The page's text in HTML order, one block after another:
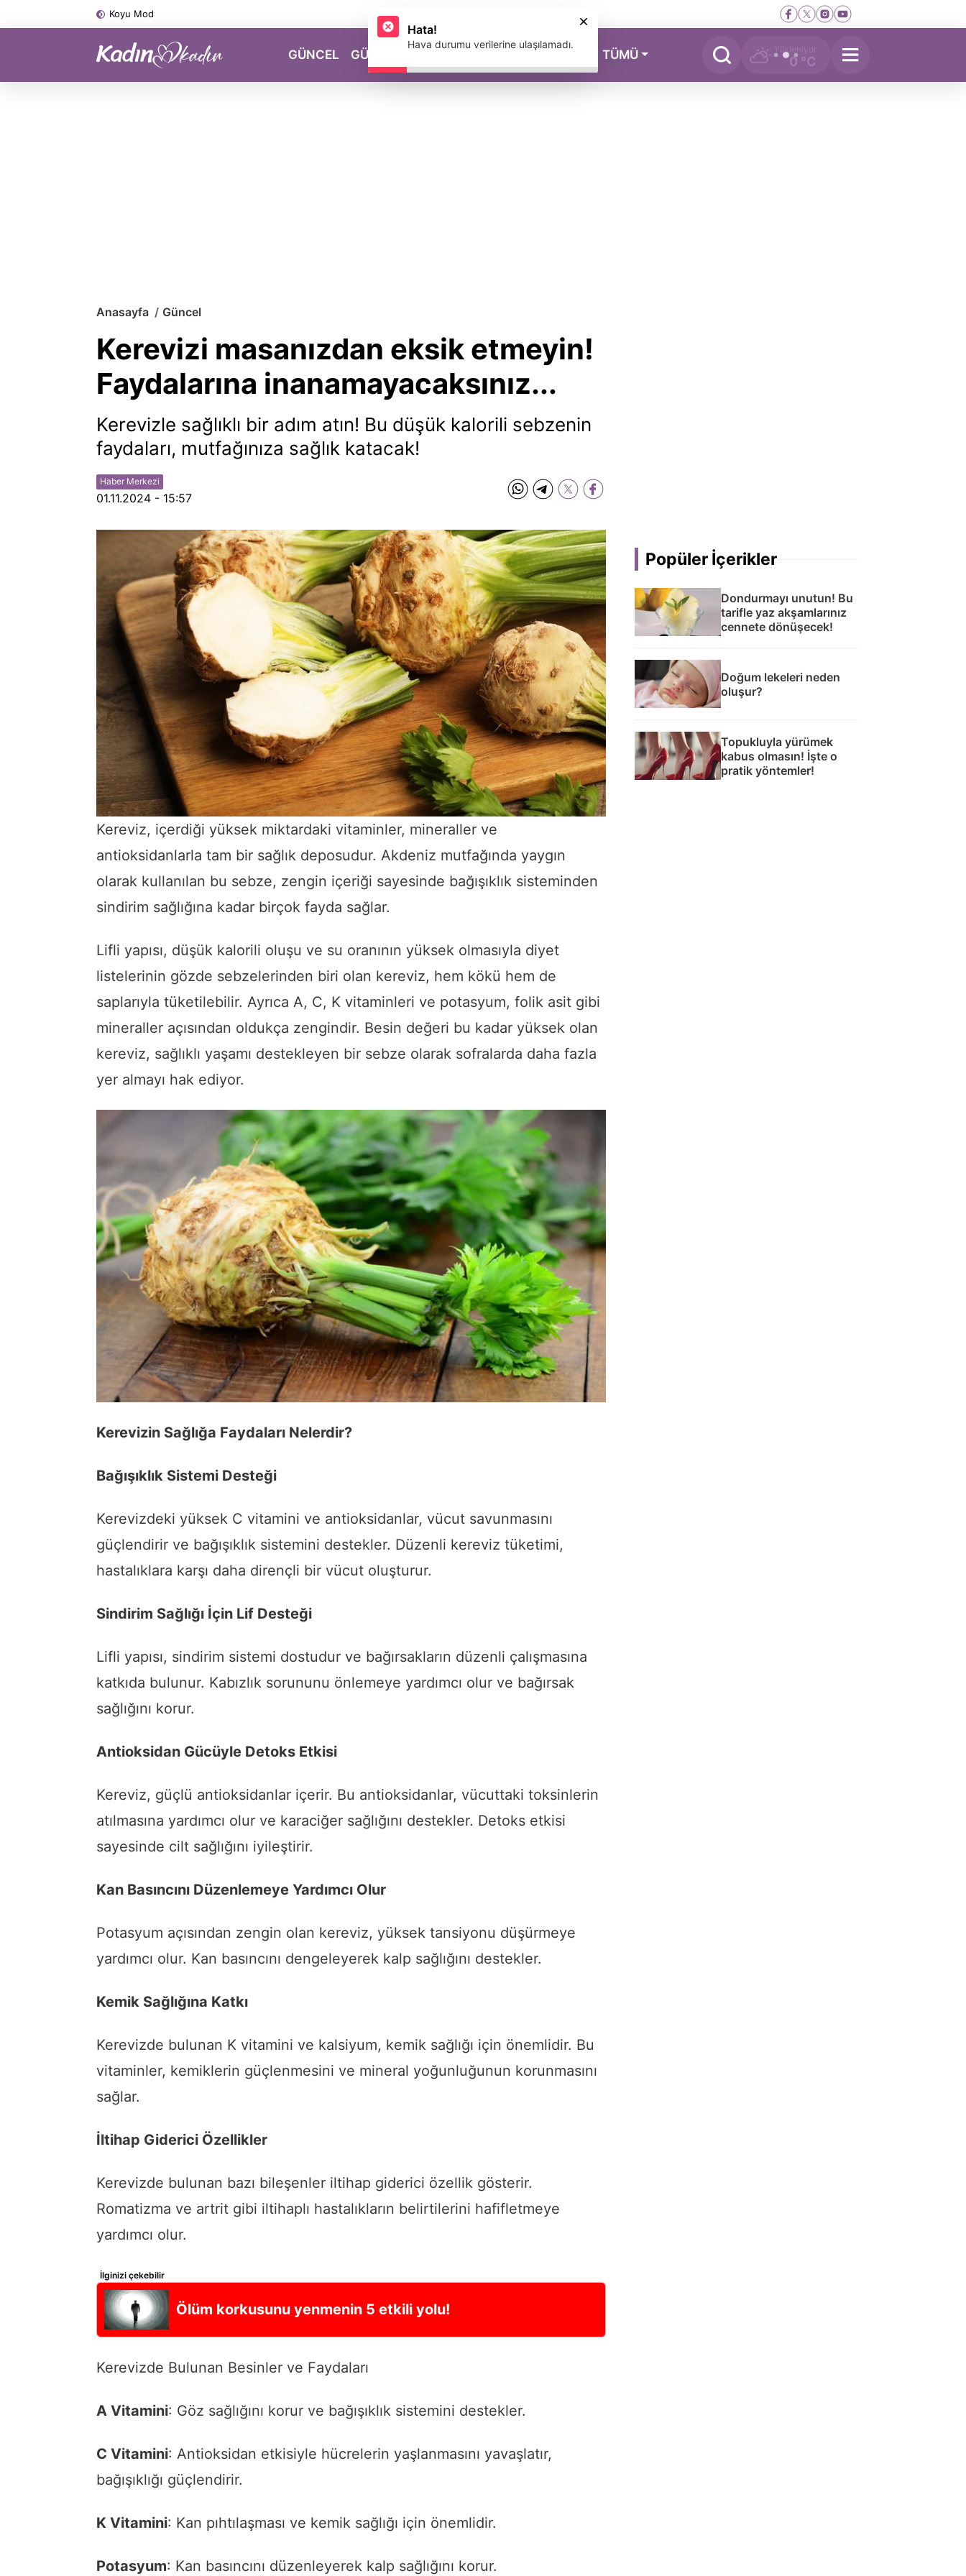
Koyu Mod
GÜNCEL GÜZELLİK MAGAZİN TÜMÜ Yükleniyor
0 °C
Anasayfa Güncel
Kerevizi masanızdan eksik etmeyin!
Faydalarına inanamayacaksınız...
Kerevizle sağlıklı bir adım atın! Bu düşük kalorili sebzenin
faydaları, mutfağınıza sağlık katacak!
Haber Merkezi
01.11.2024 - 15:57
Kereviz, içerdiği yüksek miktardaki vitaminler, mineraller ve
antioksidanlarla tam bir sağlık deposudur. Akdeniz mutfağında yaygın
olarak kullanılan bu sebze, zengin içeriği sayesinde bağışıklık sisteminden
sindirim sağlığına kadar birçok fayda sağlar.
Lifli yapısı, düşük kalorili oluşu ve su oranının yüksek olmasıyla diyet
listelerinin gözde sebzelerinden biri olan kereviz, hem kökü hem de
saplarıyla tüketilebilir. Ayrıca A, C, K vitaminleri ve potasyum, folik asit gibi
mineraller açısından oldukça zengindir. Besin değeri bu kadar yüksek olan
kereviz, sağlıklı yaşamı destekleyen bir sebze olarak sofralarda daha fazla
yer almayı hak ediyor.
Kerevizin Sağlığa Faydaları Nelerdir?
Bağışıklık Sistemi Desteği
Kerevizdeki yüksek C vitamini ve antioksidanlar, vücut savunmasını
güçlendirir ve bağışıklık sistemini destekler. Düzenli kereviz tüketimi,
hastalıklara karşı daha dirençli bir vücut oluşturur.
Sindirim Sağlığı İçin Lif Desteği
Lifli yapısı, sindirim sistemi dostudur ve bağırsakların düzenli çalışmasına
katkıda bulunur. Kabızlık sorununu önlemeye yardımcı olur ve bağırsak
sağlığını korur.
Antioksidan Gücüyle Detoks Etkisi
Kereviz, güçlü antioksidanlar içerir. Bu antioksidanlar, vücuttaki toksinlerin
atılmasına yardımcı olur ve karaciğer sağlığını destekler. Detoks etkisi
sayesinde cilt sağlığını iyileştirir.
Kan Basıncını Düzenlemeye Yardımcı Olur
Potasyum açısından zengin olan kereviz, yüksek tansiyonu düşürmeye
yardımcı olur. Kan basıncını dengeleyerek kalp sağlığını destekler.
Kemik Sağlığına Katkı
Kerevizde bulunan K vitamini ve kalsiyum, kemik sağlığı için önemlidir. Bu
vitaminler, kemiklerin güçlenmesini ve mineral yoğunluğunun korunmasını
sağlar.
İltihap Giderici Özellikler
Kerevizde bulunan bazı bileşenler iltihap giderici özellik gösterir.
Romatizma ve artrit gibi iltihaplı hastalıkların belirtilerini hafifletmeye
yardımcı olur.
İlginizi çekebilir
Ölüm korkusunu yenmenin 5 etkili yolu!
Kerevizde Bulunan Besinler ve Faydaları
A Vitamini: Göz sağlığını korur ve bağışıklık sistemini destekler.
C Vitamini: Antioksidan etkisiyle hücrelerin yaşlanmasını yavaşlatır,
bağışıklığı güçlendirir.
K Vitamini: Kan pıhtılaşması ve kemik sağlığı için önemlidir.
Potasyum: Kan basıncını düzenleyerek kalp sağlığını korur.
Popüler İçerikler
Dondurmayı unutun! Bu
tarifle yaz akşamlarınız
cennete dönüşecek!
Doğum lekeleri neden
oluşur?
Topukluyla yürümek
kabus olmasın! İşte o
pratik yöntemler!
Hava durumu verilerine ulaşılamadı.